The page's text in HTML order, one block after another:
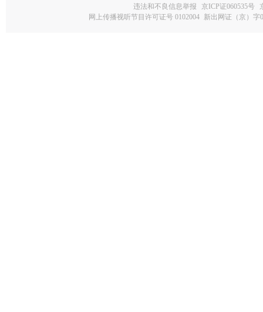
违法和不良信息举报 京ICP证060535号
网上传播视听节目许可证号 0102004 新出网证（京）